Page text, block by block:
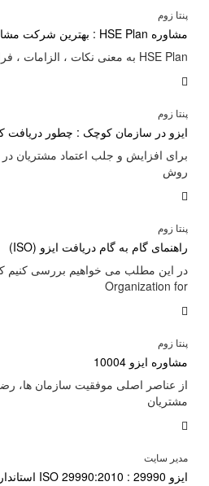
پنتا زوم
مشاوره HSE Plan : بهترین شرکت مشاوره
HSE Plan به معنی نکات ، الزامات ، فرایندها و ساختار مرتبط با ایمنی ، بهداشت شغلی و محیط زیست می باشد که در محیط
پنتا زوم
ایزو در سازمان کوچک : چطور دریافت
برای افزایش و جلب اعتماد مشتریان
روش
پنتا زوم
راهنمای گام به گام دریافت ایزو (ISO)
Organization for
پنتا زوم
مشاوره ایزو 10004
از عناصر اصلی موفقیت سازمان ها،
مشتریان
مدیر سایت
ایزو 29990 : ISO 29990:2010 استاندارد سیستم مدیریت کیفیت آموزش